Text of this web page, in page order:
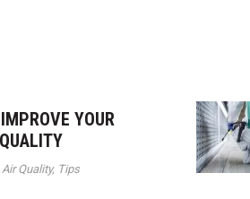
YOUR
Air Quality, Tips